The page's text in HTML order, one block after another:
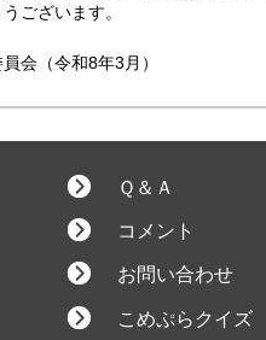
ございます。
会（令和8年3月）
Ｑ＆Ａ
コメント
お問い合わせ
こめぷらクイズ